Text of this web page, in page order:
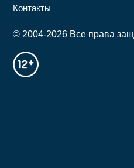
Контакты
© 2004-2026 Все права